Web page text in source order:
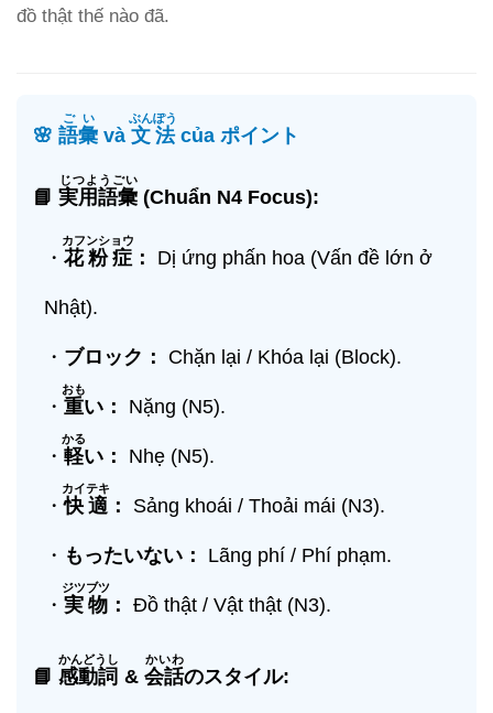
đồ thật thế nào đã.
🌸 語彙
ごい
và 文法
ぶんぽう
của ポイント
📘 実用語彙
じつようごい
(Chuẩn N4 Focus):
・ 花粉症
カフンショウ
： Dị ứng phấn hoa (Vấn đề lớn ở
Nhật).
・ ブロック： Chặn lại / Khóa lại (Block).
・ 重
おも
い： Nặng (N5).
・ 軽
かる
い： Nhẹ (N5).
・快適
カイテキ
： Sảng khoái / Thoải mái (N3).
・ もったいない： Lãng phí / Phí phạm.
・ 実物
ジツブツ
： Đồ thật / Vật thật (N3).
📘 感動詞
かんどうし
& 会話
かいわ
のスタイル: